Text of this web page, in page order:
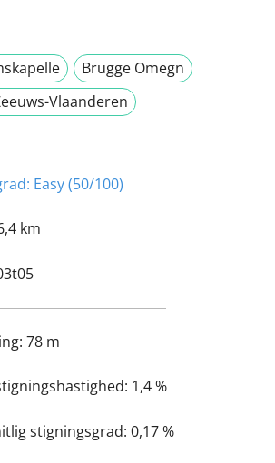
Brugge Omegn
Vlaanderen
Easy (50/100)
km
78 m
1,4 %
stigningsgrad: 0,17 %